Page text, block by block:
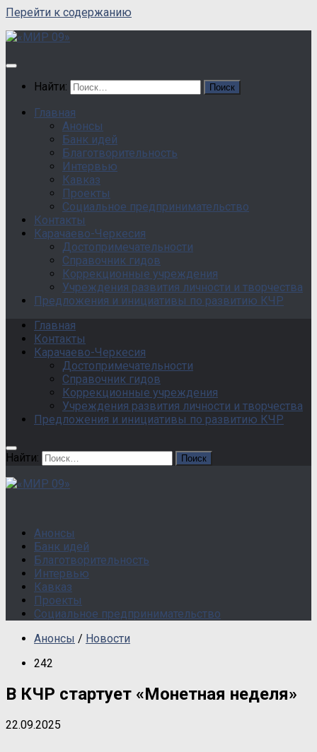
Перейти к содержанию
Найти:
Главная
Анонсы
Банк идей
Благотворительность
Интервью
Кавказ
Проекты
Социальное предпринимательство
Контакты
Карачаево-Черкесия
Достопримечательности
Справочник гидов
Коррекционные учреждения
Учреждения развития личности и творчества
Предложения и инициативы по развитию КЧР
Главная
Контакты
Карачаево-Черкесия
Достопримечательности
Справочник гидов
Коррекционные учреждения
Учреждения развития личности и творчества
Предложения и инициативы по развитию КЧР
Найти:
Анонсы
Банк идей
Благотворительность
Интервью
Кавказ
Проекты
Социальное предпринимательство
Анонсы / Новости
242
В КЧР стартует «Монетная неделя»
22.09.2025